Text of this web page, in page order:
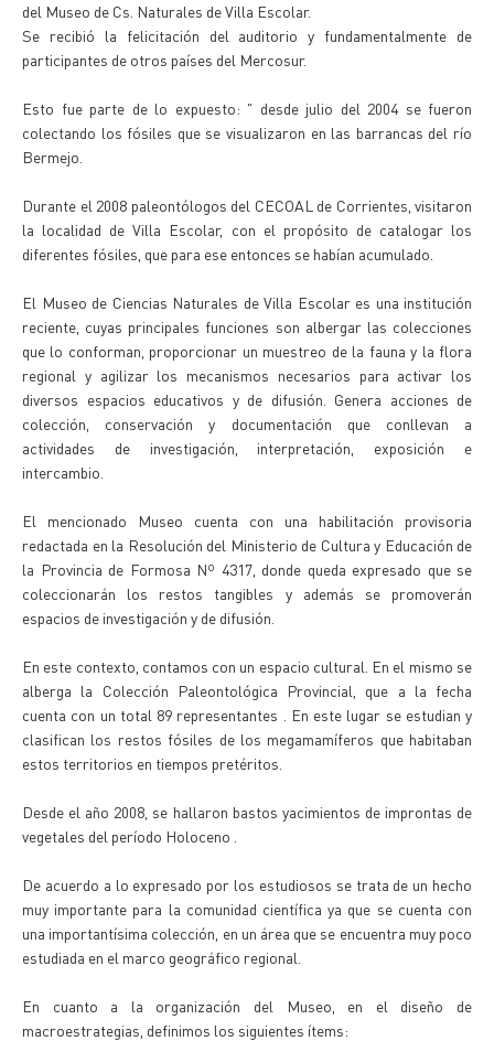
del Museo de Cs. Naturales de Villa Escolar.
Se recibió la felicitación del auditorio y fundamentalmente de
participantes de otros países del Mercosur.
Esto fue parte de lo expuesto: " desde julio del 2004 se fueron
colectando los fósiles que se visualizaron en las barrancas del río
Bermejo.
Durante el 2008 paleontólogos del CECOAL de Corrientes, visitaron
la localidad de Villa Escolar, con el propósito de catalogar los
diferentes fósiles, que para ese entonces se habían acumulado.
El Museo de Ciencias Naturales de Villa Escolar es una institución
reciente, cuyas principales funciones son albergar las colecciones
que lo conforman, proporcionar un muestreo de la fauna y la flora
regional y agilizar los mecanismos necesarios para activar los
diversos espacios educativos y de difusión. Genera acciones de
colección, conservación y documentación que conllevan a
actividades de investigación, interpretación, exposición e
intercambio.
El mencionado Museo cuenta con una habilitación provisoria
redactada en la Resolución del Ministerio de Cultura y Educación de
la Provincia de Formosa Nº 4317, donde queda expresado que se
coleccionarán los restos tangibles y además se promoverán
espacios de investigación y de difusión.
En este contexto, contamos con un espacio cultural. En el mismo se
alberga la Colección Paleontológica Provincial, que a la fecha
cuenta con un total 89 representantes . En este lugar se estudian y
clasifican los restos fósiles de los megamamíferos que habitaban
estos territorios en tiempos pretéritos.
Desde el año 2008, se hallaron bastos yacimientos de improntas de
vegetales del período Holoceno .
De acuerdo a lo expresado por los estudiosos se trata de un hecho
muy importante para la comunidad científica ya que se cuenta con
una importantísima colección, en un área que se encuentra muy poco
estudiada en el marco geográfico regional.
En cuanto a la organización del Museo, en el diseño de
macroestrategias, definimos los siguientes ítems: